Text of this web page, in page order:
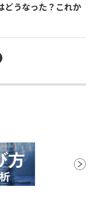
どうなった？これか